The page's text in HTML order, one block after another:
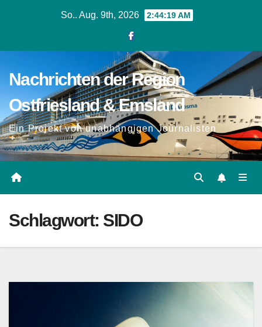
So.. Aug. 9th, 2026 2:44:19 AM
Nachrichten der Region
Ostfriesland & Emsland
Ein Projekt von unabhängigen Journalisten
Schlagwort: SIDO